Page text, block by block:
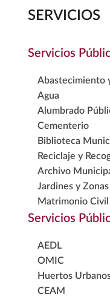
SERVICIOS
Servicios
Abastecimiento
Agua
Alumbrado
Cementerio
Biblioteca
Reciclaje y
Archivo
Jardines y
Matrimonio Civil
Servicios
AEDL
OMIC
Huertos
CEAM